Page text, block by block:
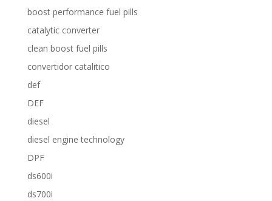
boost performance fuel pills
catalytic converter
clean boost fuel pills
convertidor catalitico
def
DEF
diesel
diesel engine technology
DPF
ds600i
ds700i